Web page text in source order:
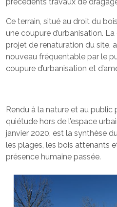
Ce terrain, situé au droit du
une coupure d’urbanisation.
projet de renaturation du site,
nouveau fréquentable par le
coupure d’urbanisation et
Rendu à la nature et au
quiétude hors de l’espace
janvier 2020, est la synthèse
les plages, les bois attenants
présence humaine passée.